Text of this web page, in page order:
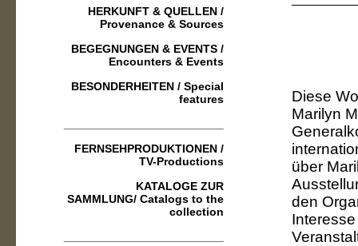
Diese
Marilyn
über
den
HERKUNFT & QUELLEN /
Provenance & Sources
BEGEGNUNGEN & EVENTS /
Encounters & Events
BESONDERHEITEN / Special
features
FERNSEHPRODUKTIONEN /
TV-Productions
KATALOGE ZUR
SAMMLUNG/ Catalogs to the
collection